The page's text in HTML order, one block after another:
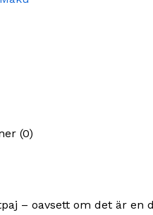
(0)
– oavsett om det är en